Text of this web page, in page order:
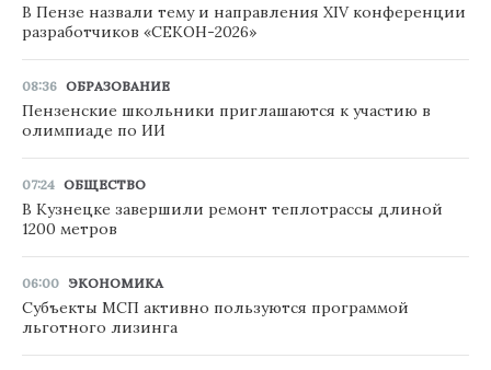
В Пензе назвали тему и направления XIV конференции
разработчиков «СЕКОН-2026»
08:36 ОБРАЗОВАНИЕ
Пензенские школьники приглашаются к участию в
олимпиаде по ИИ
07:24 ОБЩЕСТВО
В Кузнецке завершили ремонт теплотрассы длиной
1200 метров
06:00 ЭКОНОМИКА
Субъекты МСП активно пользуются программой
льготного лизинга